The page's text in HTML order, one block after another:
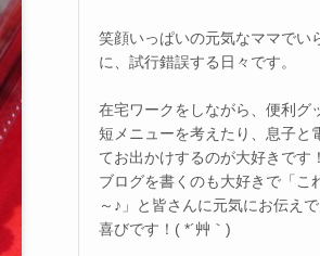
笑顔いっぱいの元気なママでい
に、試行錯誤する日々です。
在宅ワークをしながら、便利グ
短メニューを考えたり、息子と
てお出かけするのが大好きです！
ブログを書くのも大好きで「こ
～♪」と皆さんに元気にお伝え
喜びです！( *´艸｀)